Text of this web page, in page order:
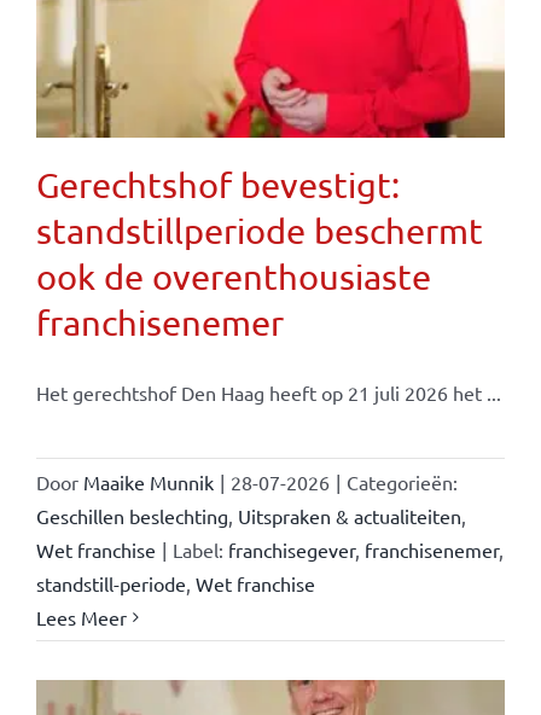
Gerechtshof bevestigt:
standstillperiode beschermt
ook de overenthousiaste
franchisenemer
Het gerechtshof Den Haag heeft op 21 juli 2026 het ...
Door Maaike Munnik | 28-07-2026 | Categorieën:
Geschillen beslechting Uitspraken & actualiteiten
Wet franchise | Label: franchisegever, franchisenemer,
standstill-periode Wet franchise
Lees Meer